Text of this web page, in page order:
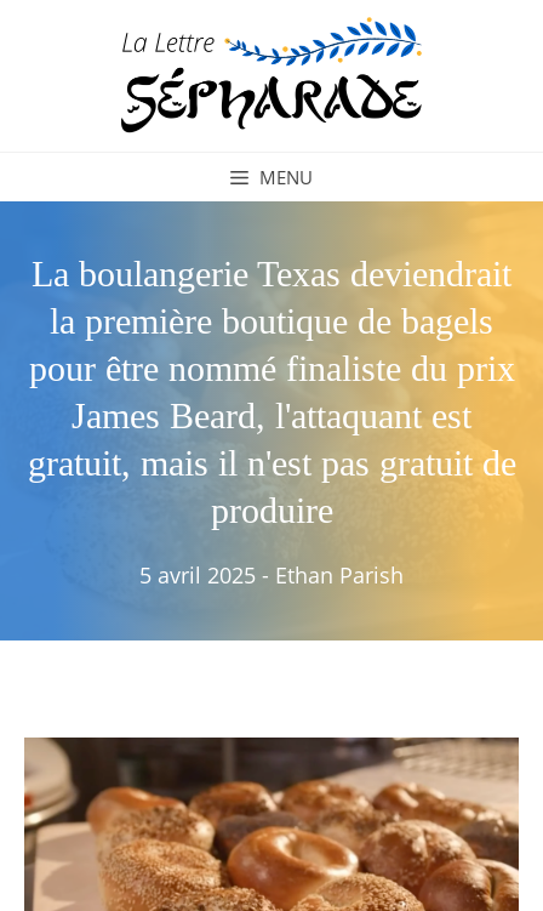
MENU
La boulangerie Texas deviendrait
la première boutique de bagels
pour être nommé finaliste du prix
James Beard, l'attaquant est
gratuit, mais il n'est pas gratuit de
produire
5 avril 2025 - Ethan Parish